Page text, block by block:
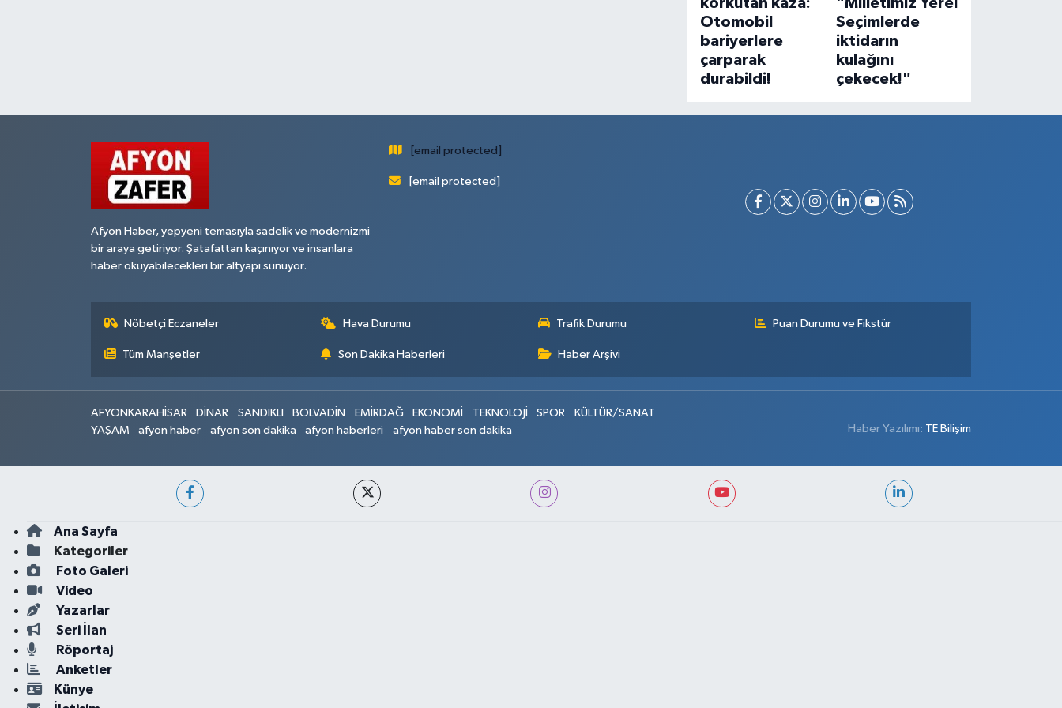
Otomobil
bariyerlere
çarparak
durabildi!
Seçimlerde
iktidarın
kulağını
çekecek!"
Afyon Haber, yepyeni temasıyla sadelik ve modernizmi
bir araya getiriyor. Şatafattan kaçınıyor ve insanlara
haber okuyabilecekleri bir altyapı sunuyor.
[email protected]
[email protected]
Nöbetçi Eczaneler Hava Durumu Trafik Durumu Puan Durumu ve Fikstür
Tüm Manşetler Son Dakika Haberleri Haber Arşivi
AFYONKARAHİSAR DİNAR SANDIKLI BOLVADİN EMİRDAĞ EKONOMİ TEKNOLOJİ SPOR
KÜLTÜR/SANAT
YAŞAM
afyon haber afyon son dakika afyon haberleri afyon haber son dakika Haber Yazılımı: TE Bilişim
Ana Sayfa
Kategoriler
Foto Galeri
Video
Yazarlar
Seri İlan
Röportaj
Anketler
Künye